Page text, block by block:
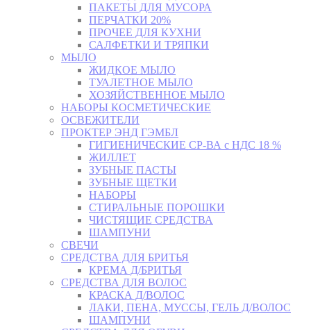
ПАКЕТЫ ДЛЯ МУСОРА
ПЕРЧАТКИ 20%
ПРОЧЕЕ ДЛЯ КУХНИ
САЛФЕТКИ И ТРЯПКИ
МЫЛО
ЖИДКОЕ МЫЛО
ТУАЛЕТНОЕ МЫЛО
ХОЗЯЙСТВЕННОЕ МЫЛО
НАБОРЫ КОСМЕТИЧЕСКИЕ
ОСВЕЖИТЕЛИ
ПРОКТЕР ЭНД ГЭМБЛ
ГИГИЕНИЧЕСКИЕ СР-ВА с НДС 18 %
ЖИЛЛЕТ
ЗУБНЫЕ ПАСТЫ
ЗУБНЫЕ ЩЕТКИ
НАБОРЫ
СТИРАЛЬНЫЕ ПОРОШКИ
ЧИСТЯЩИЕ СРЕДСТВА
ШАМПУНИ
СВЕЧИ
СРЕДСТВА ДЛЯ БРИТЬЯ
КРЕМА Д/БРИТЬЯ
СРЕДСТВА ДЛЯ ВОЛОС
КРАСКА Д/ВОЛОС
ЛАКИ, ПЕНА, МУССЫ, ГЕЛЬ Д/ВОЛОС
ШАМПУНИ